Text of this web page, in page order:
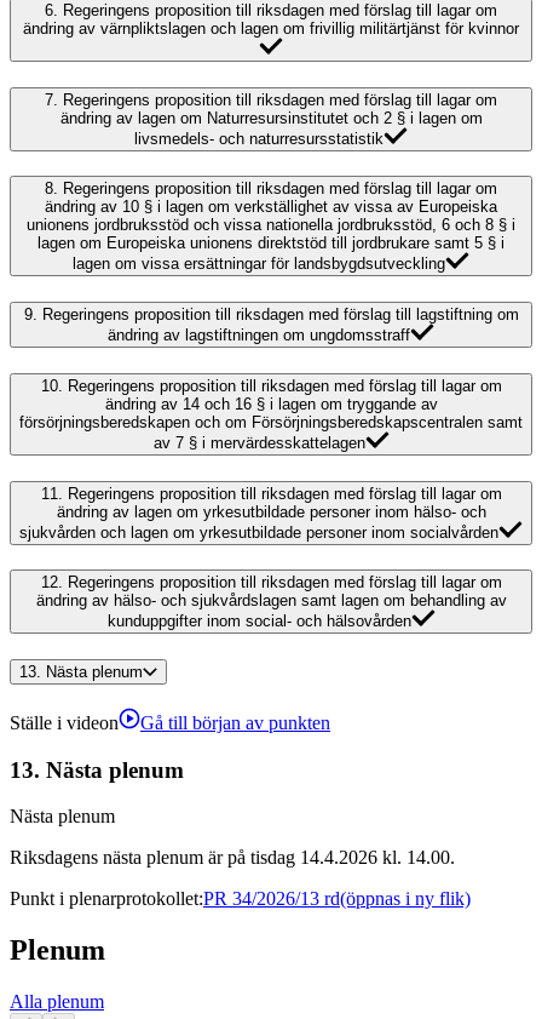
6. Regeringens proposition till riksdagen med förslag till lagar om
ändring av värnpliktslagen och lagen om frivillig militärtjänst för kvinnor
7.
Regeringens proposition till riksdagen med förslag till lagar om
ändring av lagen om Naturresursinstitutet och 2 § i lagen om
livsmedels- och naturresursstatistik
8. Regeringens proposition till riksdagen med förslag till lagar om
ändring av 10 § i lagen om verkställighet av vissa av Europeiska
unionens jordbruksstöd och vissa nationella jordbruksstöd, 6 och 8 § i
lagen om Europeiska unionens direktstöd till jordbrukare samt 5 § i
lagen om vissa ersättningar för landsbygdsutveckling
9. Regeringens proposition till riksdagen med förslag till lagstiftning om
ändring av lagstiftningen om ungdomsstraff
10.
Regeringens proposition till riksdagen med förslag till lagar om
ändring av 14 och 16 § i lagen om tryggande av
försörjningsberedskapen och om Försörjningsberedskapscentralen samt
av 7 § i mervärdesskattelagen
11.
Regeringens proposition till riksdagen med förslag till lagar om
ändring av lagen om yrkesutbildade personer inom hälso- och
sjukvården och lagen om yrkesutbildade personer inom socialvården
12. Regeringens proposition till riksdagen med förslag till lagar om
ändring av hälso- och sjukvårdslagen samt lagen om behandling av
kunduppgifter inom social- och hälsovården
13. Nästa plenum
Ställe i videon Gå till början av punkten
13. Nästa plenum
Nästa plenum
Riksdagens nästa plenum är på tisdag 14.4.2026 kl. 14.00.
Punkt i plenarprotokollet:PR 34/2026/13 rd(öppnas i ny flik)
Plenum
Alla plenum